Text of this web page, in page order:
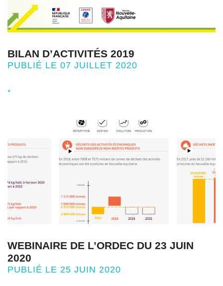
BILAN D’ACTIVITÉS 2019
PUBLIÉ LE 07 JUILLET 2020
+
WEBINAIRE DE L’ORDEC DU 23 JUIN
2020
PUBLIÉ LE 25 JUIN 2020